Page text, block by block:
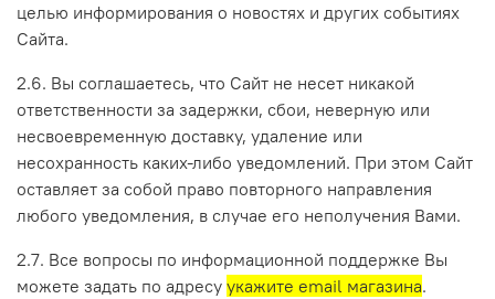
целью информирования о новостях и других событиях
Сайта.
2.6. Вы соглашаетесь, что Сайт не несет никакой
ответственности за задержки, сбои, неверную или
несвоевременную доставку, удаление или
несохранность каких-либо уведомлений. При этом Сайт
оставляет за собой право повторного направления
любого уведомления, в случае его неполучения Вами.
2.7. Все вопросы по информационной поддержке Вы
можете задать по адресу укажите email магазина.